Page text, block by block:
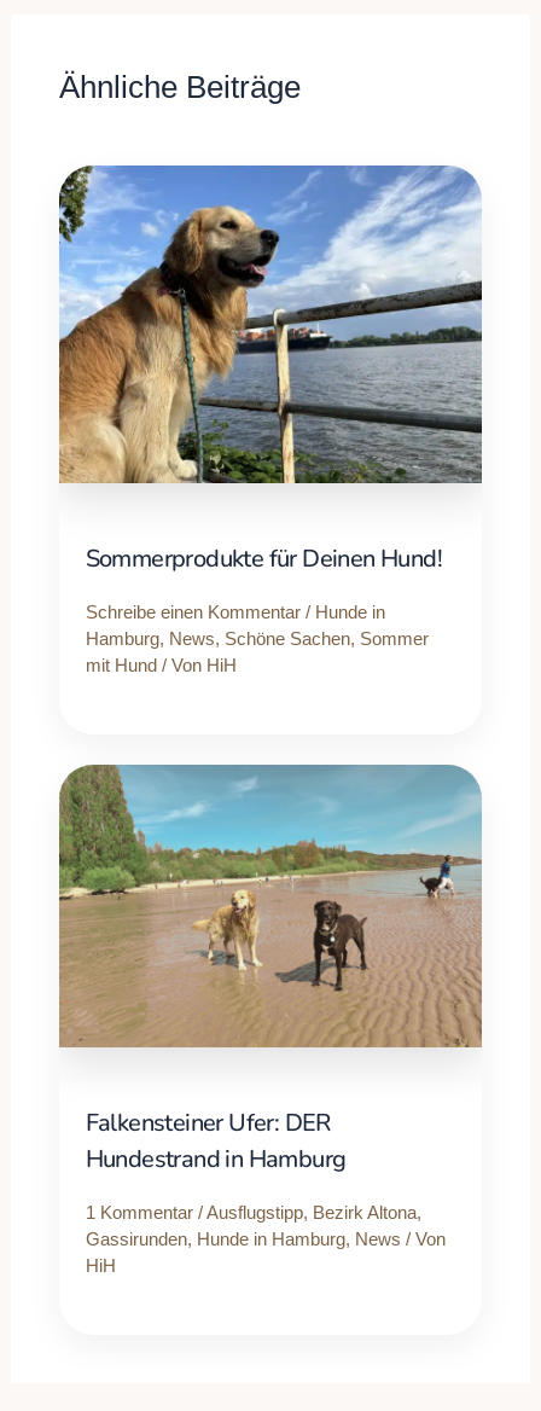
Ähnliche Beiträge
Sommerprodukte für Deinen Hund!
Schreibe einen Kommentar / Hunde in
Hamburg, News, Schöne Sachen, Sommer
mit Hund/ Von HiH
Falkensteiner Ufer: DER
Hundestrand in Hamburg
1 Kommentar /Ausflugstipp, Bezirk Altona,
Gassirunden, Hunde in Hamburg, News / Von
HiH